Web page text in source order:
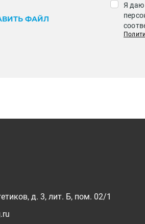
ФАЙЛ
Я даю
д. 3, лит. Б, пом. 02/1